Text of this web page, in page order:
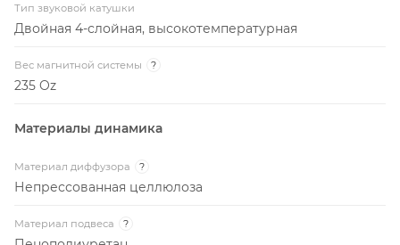
Тип звуковой катушки
Двойная 4-слойная, высокотемпературная
Вес магнитной системы ?
235 Oz
Материалы динамика
Материал диффузора ?
Непрессованная целлюлоза
Материал подвеса ?